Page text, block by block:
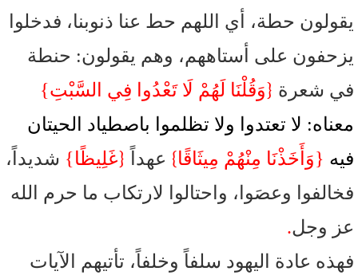
يقولون حطة، أي اللهم حط عنا ذنوبنا، فدخلوا
يزحفون على أستاههم، وهم يقولون: حنطة
في شعرة {وَقُلْنَا لَهُمْ لَا تَعْدُوا فِي السَّبْتِ}
معناه: لا تعتدوا ولا تظلموا باصطياد الحيتان
فيه {وَأَخَذْنَا مِنْهُمْ مِيثَاقًا} عهداً {غَلِيظًا} شديداً،
فخالفوا وعصَوا، واحتالوا لارتكاب ما حرم الله
عز وجل.
فهذه عادة اليهود سلفاً وخلفاً، تأتيهم الآيات